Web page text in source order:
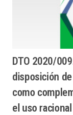
DTO 2020/
disposición
como
el uso